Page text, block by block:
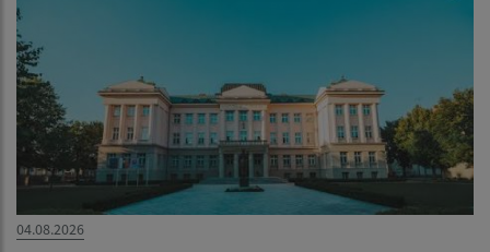
04.08.2026